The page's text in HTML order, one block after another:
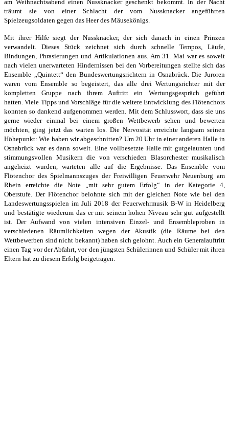
am Weihnachtsabend einen Nussknacker geschenkt bekommt. In der Nacht
träumt sie von einer Schlacht der vom Nussknacker angeführten
Spielzeugsoldaten gegen das Heer des Mäusekönigs.
Mit ihrer Hilfe siegt der Nussknacker, der sich danach in einen Prinzen
verwandelt. Dieses Stück zeichnet sich durch schnelle Tempos, Läufe,
Bindungen, Phrasierungen undArtikulationen aus. Am 31. Mai war es soweit
nach vielen unerwarteten Hindernissen bei den Vorbereitungen stellte sich das
Ensemble „Quintett“ den Bundeswertungsrichternin Osnabrück. Die Juroren
waren vom Ensemble so begeistert, das alle drei Wertungsrichter mit der
kompletten Gruppe nach ihrem Auftritt ein Wertungsgespräch geführt
hatten.Viele Tipps und Vorschläge für die weitere Entwicklung des Flötenchors
konnten sodankend aufgenommen werden. Mit dem Schlusswort, dass sie uns
gerne wieder einmal bei einem großen Wettbewerbsehen und bewerten
möchten, ging jetzt das warten los. Die Nervosität erreichte langsam seinen
Höhepunkt: Wie haben wir abgeschnitten? Um 20 Uhr in einer anderen Halle in
Osnabrück war es dann soweit. Eine vollbesetzte Halle mit gutgelaunten und
stimmungsvollen Musikern die von verschieden Blasorchester musikalisch
angeheizt wurden, warteten alle auf die Ergebnisse. Das Ensemble vom
Flötenchor des Spielmannszuges der Freiwilligen Feuerwehr Neuenburg am
Rhein erreichte die Note „mit sehr gutem Erfolg“ in der Kategorie 4,
Oberstufe. Der Flötenchor belohnte sich mit der gleichen Note wie bei den
Landeswertungsspielen im Juli 2018 der Feuerwehrmusik B-W in Heidelberg
und bestätigte wiederum das er mit seinem hohen Niveau sehr gut aufgestellt
ist. Der Aufwand von vielen intensiven Einzel- und Ensembleproben in
verschiedenen Räumlichkeiten wegen der Akustik (die Räume bei den
Wettbewerben sind nicht bekannt) haben sich gelohnt. Auch ein Generalauftritt
einen Tag vor der Abfahrt, vor den jüngsten Schülerinnen und Schüler mit ihren
Eltern hat zu diesem Erfolg beigetragen.